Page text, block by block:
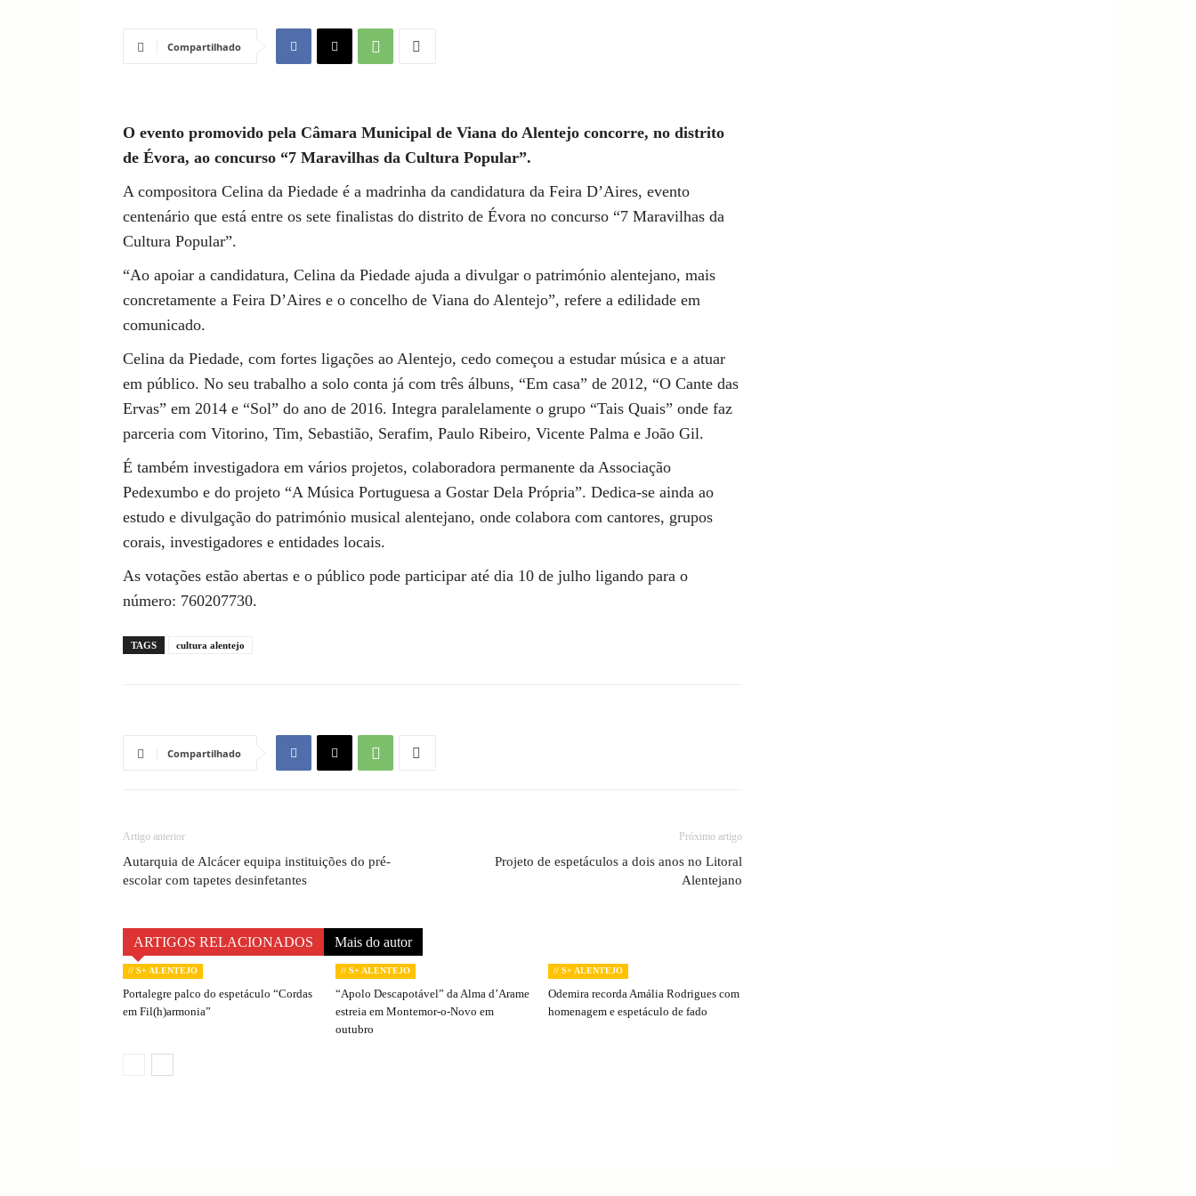
Compartilhado
O evento promovido pela Câmara Municipal de Viana do Alentejo concorre, no distrito
de Évora, ao concurso “7 Maravilhas da Cultura Popular”.
A compositora Celina da Piedade é a madrinha da candidatura da Feira D’Aires, evento
centenário que está entre os sete finalistas do distrito de Évora no concurso “7 Maravilhas da
Cultura Popular”.
“Ao apoiar a candidatura, Celina da Piedade ajuda a divulgar o património alentejano, mais
concretamente a Feira D’Aires e o concelho de Viana do Alentejo”, refere a edilidade em
comunicado.
Celina da Piedade, com fortes ligações ao Alentejo, cedo começou a estudar música e a atuar
em público. No seu trabalho a solo conta já com três álbuns, “Em casa” de 2012, “O Cante das
Ervas” em 2014 e “Sol” do ano de 2016. Integra paralelamente o grupo “Tais Quais” onde faz
parceria com Vitorino, Tim, Sebastião, Serafim, Paulo Ribeiro, Vicente Palma e João Gil.
É também investigadora em vários projetos, colaboradora permanente da Associação
Pedexumbo e do projeto “A Música Portuguesa a Gostar Dela Própria”. Dedica-se ainda ao
estudo e divulgação do património musical alentejano, onde colabora com cantores, grupos
corais, investigadores e entidades locais.
As votações estão abertas e o público pode participar até dia 10 de julho ligando para o
número: 760207730.
TAGS cultura alentejo
Compartilhado
Artigo anterior
Autarquia de Alcácer equipa instituições do pré-
escolar com tapetes desinfetantes
Próximo artigo
Projeto de espetáculos a dois anos no Litoral
Alentejano
ARTIGOS RELACIONADOS Mais do autor
// S+ ALENTEJO
Portalegre palco do espetáculo “Cordas
em Fil(h)armonia”
// S+ ALENTEJO
“Apolo Descapotável” da Alma d’Arame
estreia em Montemor-o-Novo em
outubro
// S+ ALENTEJO
Odemira recorda Amália Rodrigues com
homenagem e espetáculo de fado